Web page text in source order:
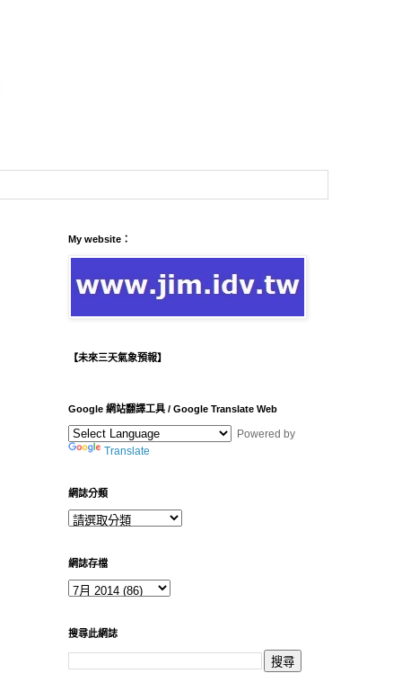
My website：
【未來三天氣象預報】
Google 網站翻譯工具 / Google Translate Web
Powered by
Translate
網誌分類
網誌存檔
搜尋此網誌